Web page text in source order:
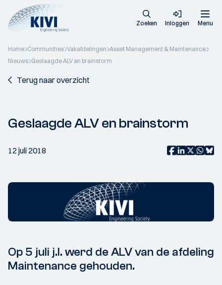
Zoeken Inloggen Menu
Home Communities Vakafdelingen Asset Management & Maintenance
Nieuws Geslaagde ALV en brainstorm
Terug naar overzicht
Geslaagde ALV en brainstorm
12 juli 2018
Op 5 juli j.l. werd de ALV van de afdeling
Maintenance gehouden.